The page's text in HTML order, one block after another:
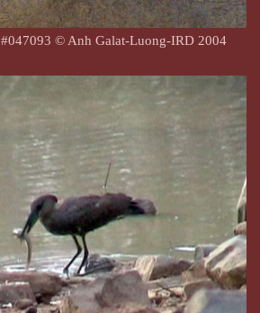
#047093 © Anh Galat-Luong-IRD 2004